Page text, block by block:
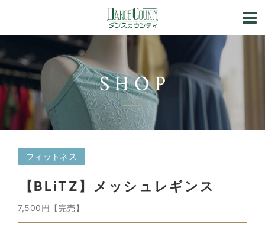
SHOP
フィットネス
【BLiTZ】メッシュレギンス
7,500円【完売】